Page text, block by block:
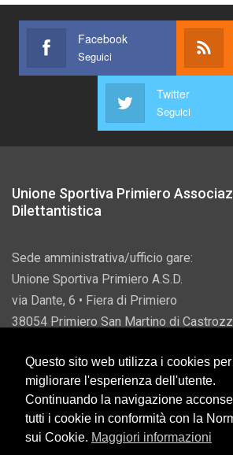
Facebook
Seguici
Twitter
Seguici
Unione Sportiva Primiero
Dilettantistica
Sede amministrativa/ufficio gare:
Unione Sportiva Primiero A.S.D.
via Dante, 6 • Fiera di Primiero
38054 Primiero San Martino di
Vantaggi da Pubblica
Questo sito web utilizza i cookies per
migliorare l'esperienza dell'utente.
Continuando la navigazione
tutti i cookie in conformità con la
sui Cookie. Maggiori informazioni